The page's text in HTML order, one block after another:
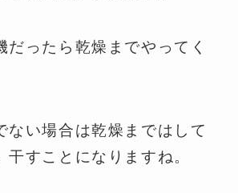
だったら乾燥までやってく
ない場合は乾燥まではして
干すことになりますね。